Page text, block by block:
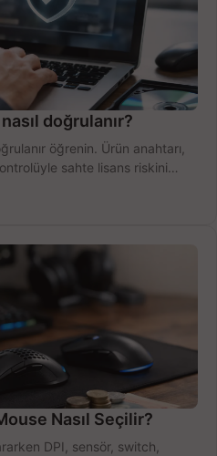
doğrulanır?
öğrenin. Ürün anahtarı,
sahte lisans riskini
Nasıl Seçilir?
DPI, sensör, switch,